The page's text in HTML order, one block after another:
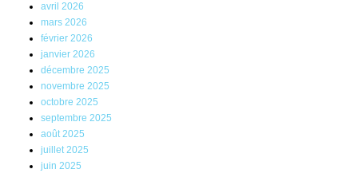
avril 2026
mars 2026
février 2026
janvier 2026
décembre 2025
novembre 2025
octobre 2025
septembre 2025
août 2025
juillet 2025
juin 2025